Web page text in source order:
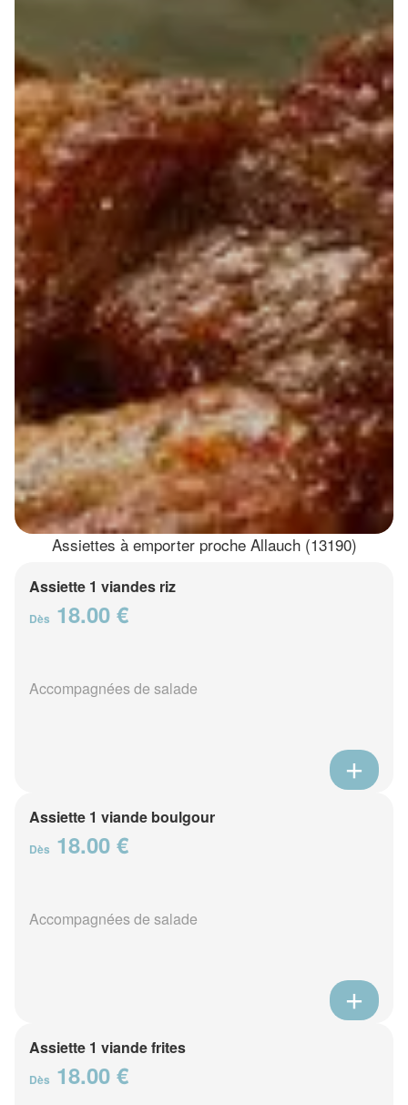
Assiettes à emporter proche Allauch (13190)
Assiette 1 viandes riz
Dès 18.00 €
Accompagnées de salade
Assiette 1 viande boulgour
Dès 18.00 €
Accompagnées de salade
Assiette 1 viande frites
Dès 18.00 €